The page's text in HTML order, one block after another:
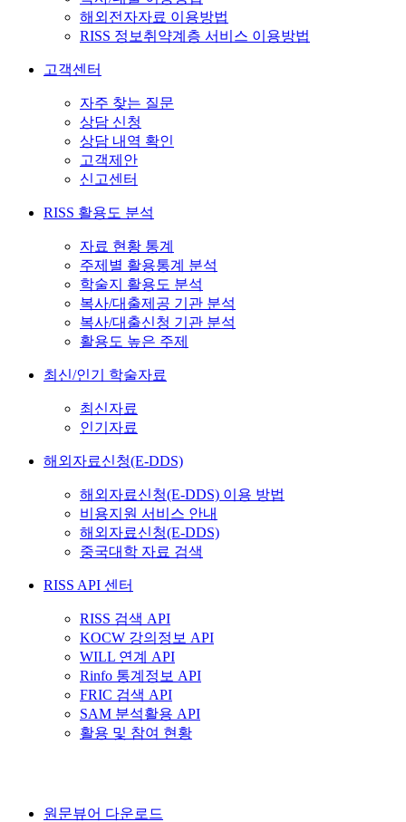
해외전자자료 이용방법
RISS 정보취약계층 서비스 이용방법
고객센터
자주 찾는 질문
상담 신청
상담 내역 확인
고객제안
신고센터
RISS 활용도 분석
자료 현황 통계
주제별 활용통계 분석
학술지 활용도 분석
복사/대출제공 기관 분석
복사/대출신청 기관 분석
활용도 높은 주제
최신/인기 학술자료
최신자료
인기자료
해외자료신청(E-DDS)
해외자료신청(E-DDS) 이용 방법
비용지원 서비스 안내
해외자료신청(E-DDS)
중국대학 자료 검색
RISS API 센터
RISS 검색 API
KOCW 강의정보 API
WILL 연계 API
Rinfo 통계정보 API
FRIC 검색 API
SAM 분석활용 API
활용 및 참여 현황
원문뷰어 다운로드